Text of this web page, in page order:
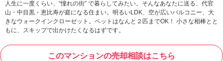
人生に一度くらい、“憧れの街” で暮らしてみたい。そんなあなたに送る、代官
山・中目黒・恵比寿が庭になる住まい。明るいLDK、空が広いバルコニー、大
きなウォークインクローゼット。ペットはなんと２匹までOK！ 小さな相棒とと
もに、スキップで出かけたくなるはずです。
このマンションの売却相談はこちら